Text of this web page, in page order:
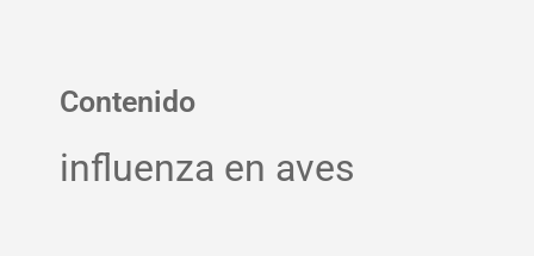
Contenido
influenza en aves